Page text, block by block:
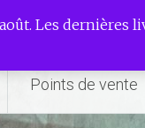
Les
à
Points de vente